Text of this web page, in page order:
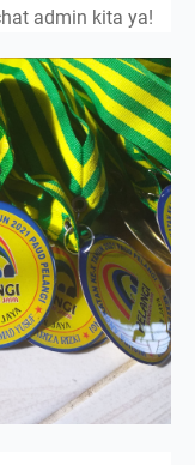
admin kita ya!